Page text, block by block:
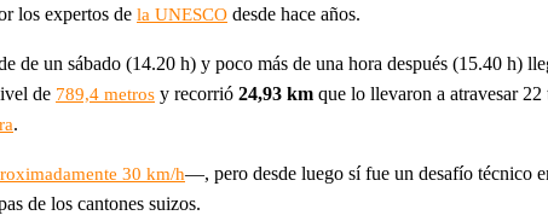
los expertos de la UNESCO desde hace años.
de un sábado (14.20 h) y poco más de una hora después (15.40 h)
de 789,4 metros y recorrió 24,93 km que lo llevaron a atravesar
.
30 km/h—, pero desde luego sí fue un desafío técnico
de los cantones suizos.